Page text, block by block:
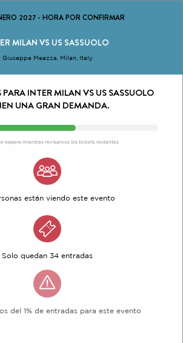
2027- HORA POR CONFIRMAR
MILAN VS US SASSUOLO
Giuseppe Meazza, Milan, Italy
INTER MILAN VS US SASSUOLO
UNA GRAN DEMANDA.
espere mientras revisamos los tickets restantes
están viendo este evento
Solo quedan 34 entradas
del 1% de entradas para este evento